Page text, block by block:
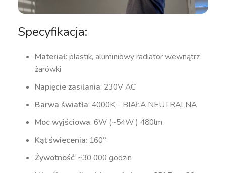
Specyfikacja:
Materiał: plastik, aluminiowy radiator wewnątrz
żarówki
Napięcie zasilania: 230V AC
Barwa światła: 4000K - BIAŁA NEUTRALNA
Moc wyjściowa: 6W (~54W ) 480lm
Kąt świecenia: 160°
Żywotność: ~30 000 godzin